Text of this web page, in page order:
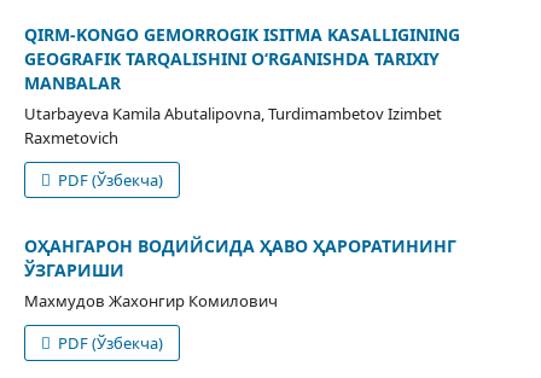
QIRM-KONGO GEMORROGIK ISITMA KASALLIGINING
GEOGRAFIK TARQALISHINI O‘RGANISHDA TARIXIY
MANBALAR
Utarbayeva Kamila Abutalipovna, Turdimambetov Izimbet
Raxmetovich
PDF (Ўзбекча)
ОҲАНГАРОН ВОДИЙСИДА ҲАВО ҲАРОРАТИНИНГ
ЎЗГАРИШИ
Махмудов Жахонгир Комилович
PDF (Ўзбекча)